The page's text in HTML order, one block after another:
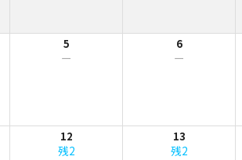
5 6
ー ー
12 13
残2 残2